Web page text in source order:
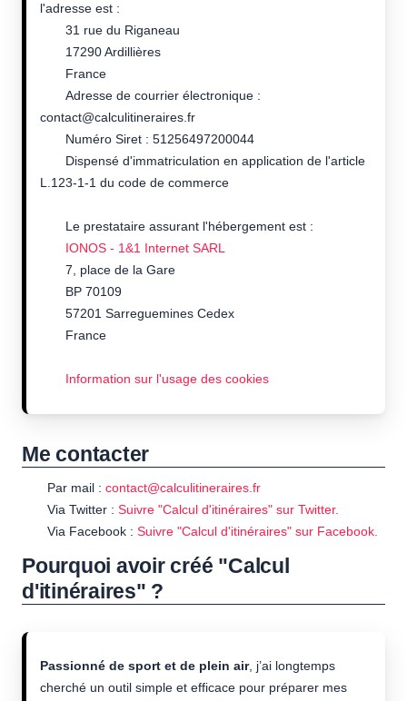
l'adresse est :
31 rue du Riganeau
17290 Ardillières
France
Adresse de courrier électronique :
contact@calculitineraires.fr
Numéro Siret : 51256497200044
Dispensé d'immatriculation en application de l'article
L.123-1-1 du code de commerce
Le prestataire assurant l'hébergement est :
IONOS - 1&1 Internet SARL
7, place de la Gare
BP 70109
57201 Sarreguemines Cedex
France
Information sur l'usage des cookies
Me contacter
Par mail : contact@calculitineraires.fr
Via Twitter : Suivre "Calcul d'itinéraires" sur Twitter.
Via Facebook : Suivre "Calcul d'itinéraires" sur Facebook.
Pourquoi avoir créé "Calcul
d'itinéraires" ?
Passionné de sport et de plein air, j’ai longtemps
cherché un outil simple et efficace pour préparer mes